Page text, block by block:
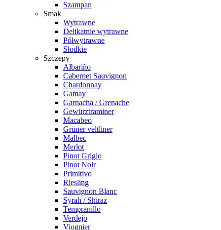
Szampan
Smak
Wytrawne
Delikatnie wytrawne
Półwytrawne
Słodkie
Szczepy
Albariño
Cabernet Sauvignon
Chardonnay
Gamay
Garnacha / Grenache
Gewürztraminer
Macabeo
Grüner veltliner
Malbec
Merlot
Pinot Grigio
Pinot Noir
Primitivo
Riesling
Sauvignon Blanc
Syrah / Shiraz
Tempranillo
Verdejo
Viognier